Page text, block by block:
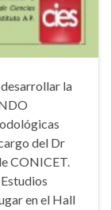
desarrollar la
del Dr
CONICET.
en el Hall